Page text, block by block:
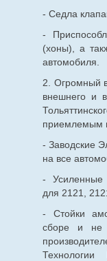
- Седла
-
(хоны), а
автомобиля.
2. Огромный
внешнего и
приемлемым
- Заводские
на все
- Усиленные
для 2121,
- Стойки
сборе и не
Технологии